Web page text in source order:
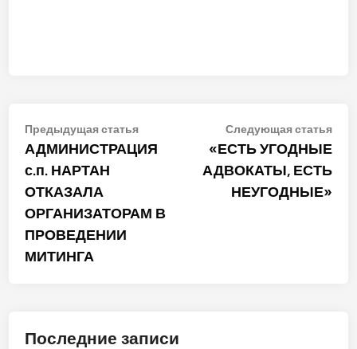
Навигация
по
записям
Предыдущая статьяПредыдущая
статья:
АДМИНИСТРАЦИЯ
с.п. НАРТАН
ОТКАЗАЛА
ОРГАНИЗАТОРАМ В
ПРОВЕДЕНИИ
МИТИНГА
Следующая статья
«ЕСТЬ УГОДНЫЕ
АДВОКАТЫ, ЕСТЬ
НЕУГОДНЫЕ»
Последние записи